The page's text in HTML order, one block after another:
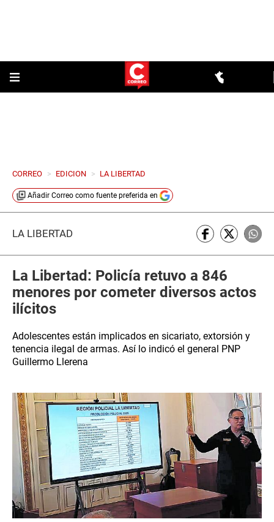
CORREO > EDICION > LA LIBERTAD
Añadir Correo como fuente preferida en
LA LIBERTAD
La Libertad: Policía retuvo a 846
menores por cometer diversos actos
ilícitos
Adolescentes están implicados en sicariato, extorsión y
tenencia ilegal de armas. Así lo indicó el general PNP
Guillermo Llerena